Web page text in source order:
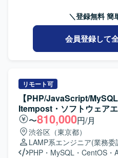
ことができます。性能改善や
を通じて、高トラフィックな
身につけることができます。 【開発環境】 PHP / Laravel、
React、React Native、
やGoの導入も検討中で
Code, Cursor, Codex,
（JIRAを利用） チーム構成：7名（ディレクター2名、エン
ジニア4名、アシスタント2名
＼登録無料 簡
会員登録して
リモート可
【PHP/JavaScript/
Itempost・ソフトウェア
〜810,000円/月
渋谷区（東京都）
LAMP系エンジニア(業務委
PHP ・ MySQL ・ CentOS ・